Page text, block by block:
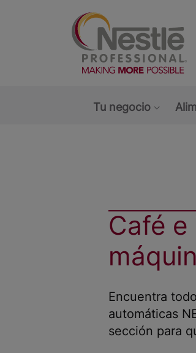
Tu negocio
Show
Café
Encuentra
automáticas
sección para